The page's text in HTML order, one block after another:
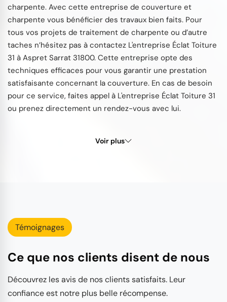
charpente. Avec cette entreprise de couverture et
charpente vous bénéficier des travaux bien faits. Pour
tous vos projets de traitement de charpente ou d’autre
taches n’hésitez pas à contactez L'entreprise Éclat Toiture
31 à Aspret Sarrat 31800. Cette entreprise opte des
techniques efficaces pour vous garantir une prestation
satisfaisante concernant la couverture. En cas de besoin
pour ce service, faites appel à L'entreprise Éclat Toiture 31
ou prenez directement un rendez-vous avec lui.
Voir plus
Témoignages
Ce que nos clients disent de nous
Découvrez les avis de nos clients satisfaits. Leur
confiance est notre plus belle récompense.